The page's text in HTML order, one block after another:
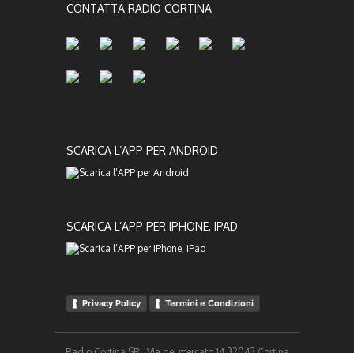
CONTATTA RADIO CORTINA
SCARICA L’APP PER ANDROID
SCARICA L’APP PER IPHONE, IPAD
Privacy Policy Termini e Condizioni